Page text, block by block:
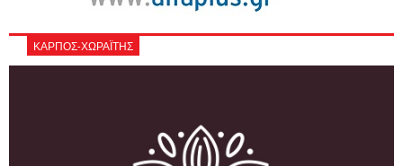
ΚΑΡΠΟΣ-ΧΩΡΑΪΤΗΣ